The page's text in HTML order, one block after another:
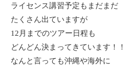
ライセンス講習予定もまだまだ
たくさん出ていますが
12月までのツアー日程も
どんどん決まってきています！！
なんと言っても沖縄や海外に